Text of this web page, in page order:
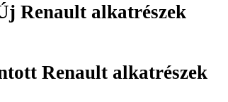
Renault alkatrészek
Renault alkatrészek